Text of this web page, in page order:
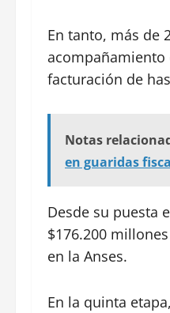
En tanto, más de
acompañamiento
facturación de
Notas
en guaridas
Desde su puesta
$176.200
en la Anses.
En la quinta